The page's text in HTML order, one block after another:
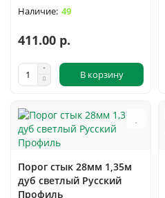
49
411.00 р.
В корзину
Порог стык 28мм 1,35м
дуб светлый Русский
Профиль